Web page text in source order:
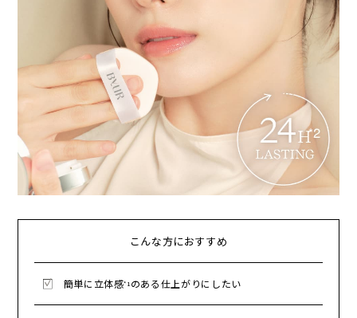
こんな方におすすめ
簡単に立体感*1 のある仕上がりにしたい